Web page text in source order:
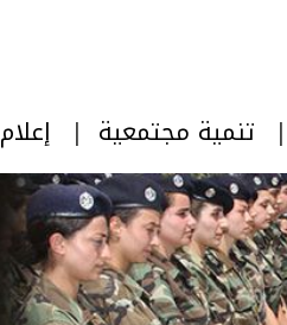
تنمية مجتمعية إعلام